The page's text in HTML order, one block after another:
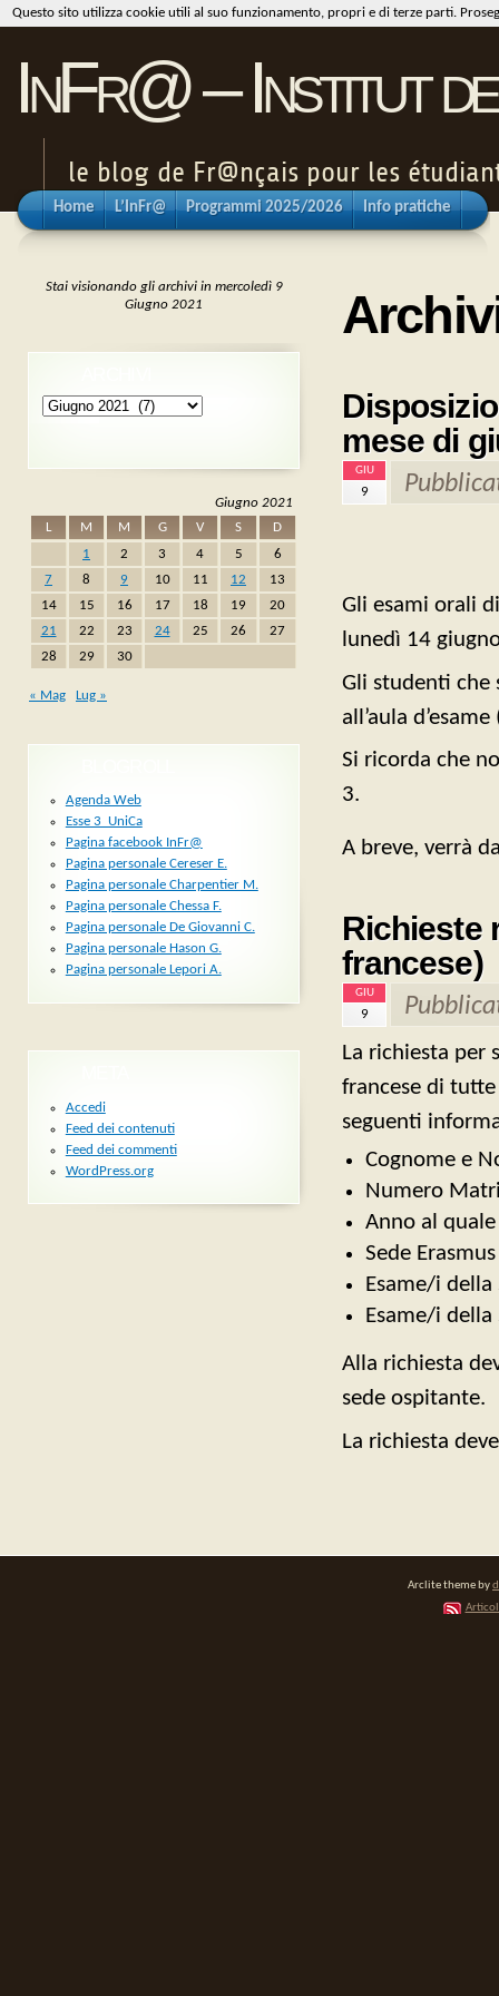
InFr@ – Institut
le blog de Fr@nçais pour les
Home L’InFr@ Programmi 2025/2026 Info pratiche
mese di
GIU
9
Gli esami orali
lunedì 14
Gli studenti che
all’aula
Si ricorda che
3.
A breve, verrà
Richieste
francese)
GIU
9
La richiesta per
francese di
seguenti
Cognome e
Numero
Anno al
Sede
Esame/i
Esame/i
Alla richiesta
sede ospitante.
La richiesta
Stai visionando gli archivi in mercoledì 9
Giugno 2021
Archivi
Giugno 2021
L
M M G V S
D
1
2 3 4 5
6
7
8 9 10 11 12
13
14
15 16 17 18 19
20
21
22 23 24 25 26
27
28
29 30
« Mag Lug »
Agenda Web
Esse 3_UniCa
Pagina facebook InFr@
Pagina personale Cereser E.
Pagina personale Charpentier M.
Pagina personale Chessa F.
Pagina personale De Giovanni C.
Pagina personale Hason G.
Pagina personale Lepori A.
Accedi
Feed dei contenuti
Feed dei commenti
WordPress.org
Arclite theme by
Questo sito utilizza cookie utili al suo funzionamento, propri e di terze parti.